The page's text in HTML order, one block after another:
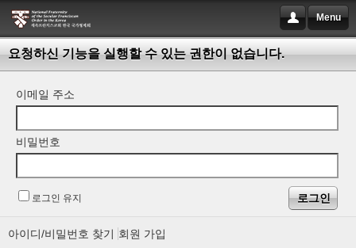
Menu
요청하신 기능을 실행할 수 있는 권한이 없습니다.
이메일 주소
비밀번호
로그인 유지
아이디/비밀번호 찾기 회원 가입